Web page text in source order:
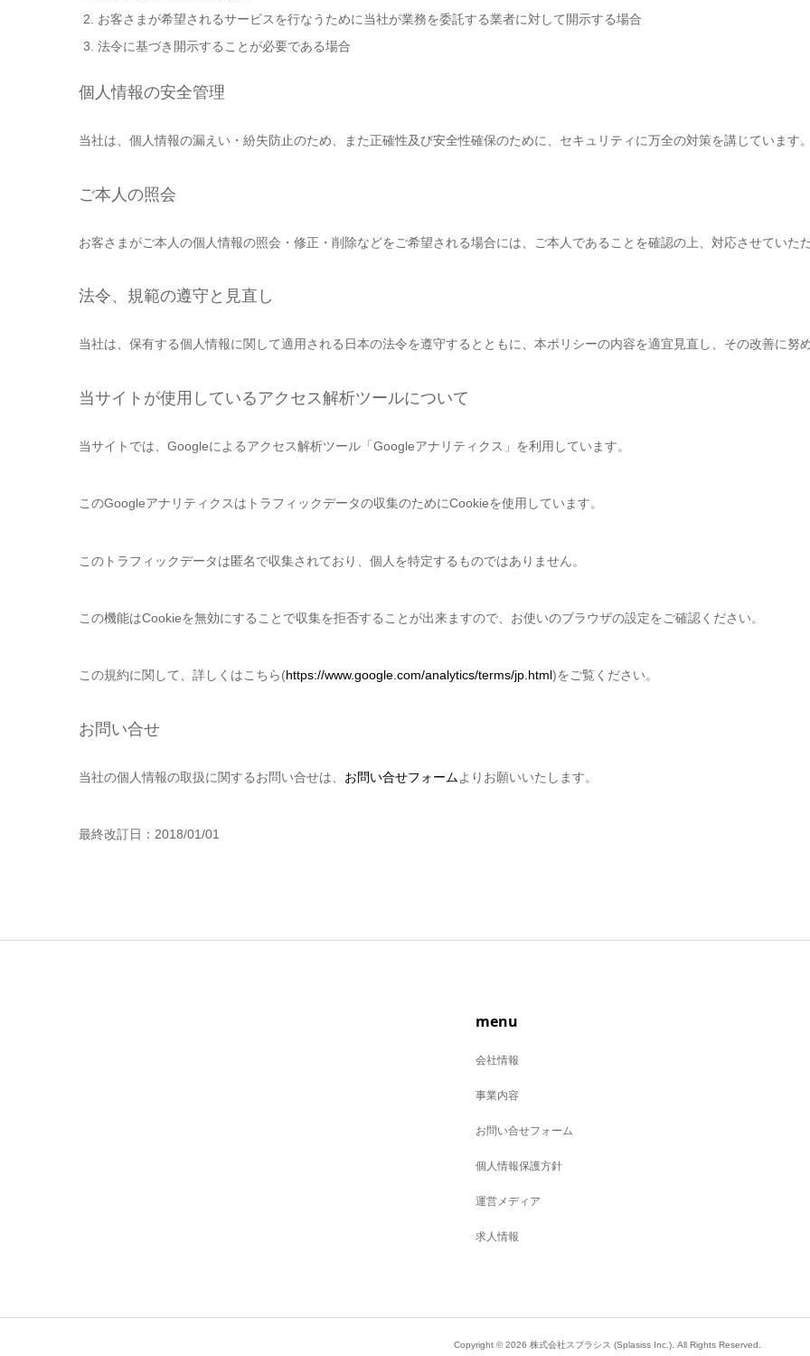
お客さまが希望されるサービスを行なうために当社が業務を委託する業者に対して開示する場合
法令に基づき開示することが必要である場合
個人情報の安全管理
当社は、個人情報の漏えい・紛失防止のため、また正確性及び安全性確保のために、セキュリティに万全の対策を講じています。
ご本人の照会
お客さまがご本人の個人情報の照会・修正・削除などをご希望される場合には、ご本人であることを確認の上、対応させていただ
法令、規範の遵守と見直し
当社は、保有する個人情報に関して適用される日本の法令を遵守するとともに、本ポリシーの内容を適宜見直し、その改善に努め
当サイトが使用しているアクセス解析ツールについて
当サイトでは、Googleによるアクセス解析ツール「Googleアナリティクス」を利用しています。
このGoogleアナリティクスはトラフィックデータの収集のためにCookieを使用しています。
このトラフィックデータは匿名で収集されており、個人を特定するものではありません。
この機能はCookieを無効にすることで収集を拒否することが出来ますので、お使いのブラウザの設定をご確認ください。
この規約に関して、詳しくはこちら(https://www.google.com/analytics/terms/jp.html)をご覧ください。
お問い合せ
当社の個人情報の取扱に関するお問い合せは、 お問い合せフォームよりお願いいたします。
最終改訂日：2018/01/01
menu
会社情報
事業内容
お問い合せフォーム
個人情報保護方針
運営メディア
求人情報
Copyright ©2026 株式会社スプラシス (Splasiss Inc.). All Rights Reserved.